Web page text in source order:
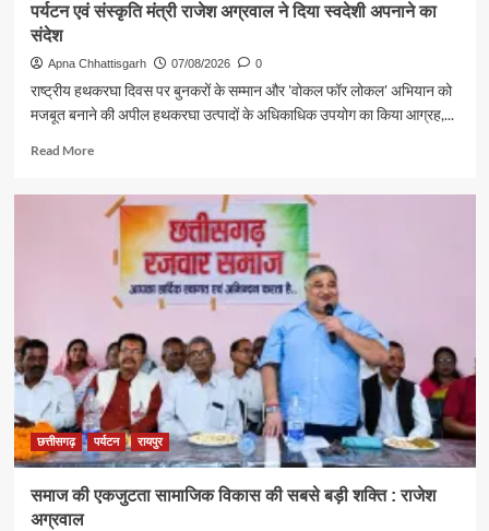
पर्यटन एवं संस्कृति मंत्री राजेश अग्रवाल ने दिया स्वदेशी अपनाने का
संदेश
Apna Chhattisgarh 07/08/2026 0
राष्ट्रीय हथकरघा दिवस पर बुनकरों के सम्मान और 'वोकल फॉर लोकल' अभियान को
मजबूत बनाने की अपील हथकरघा उत्पादों के अधिकाधिक उपयोग का किया आग्रह,...
Read MoreRead
पर्यटन
संस्कृति
मंत्री
राजेश
अग्रवाल
दिया
स्वदेशी
अपनाने
का
संदेश
छत्तीसगढ़ पर्यटन रायपुर
समाज की एकजुटता सामाजिक विकास की सबसे बड़ी शक्ति : राजेश
अग्रवाल